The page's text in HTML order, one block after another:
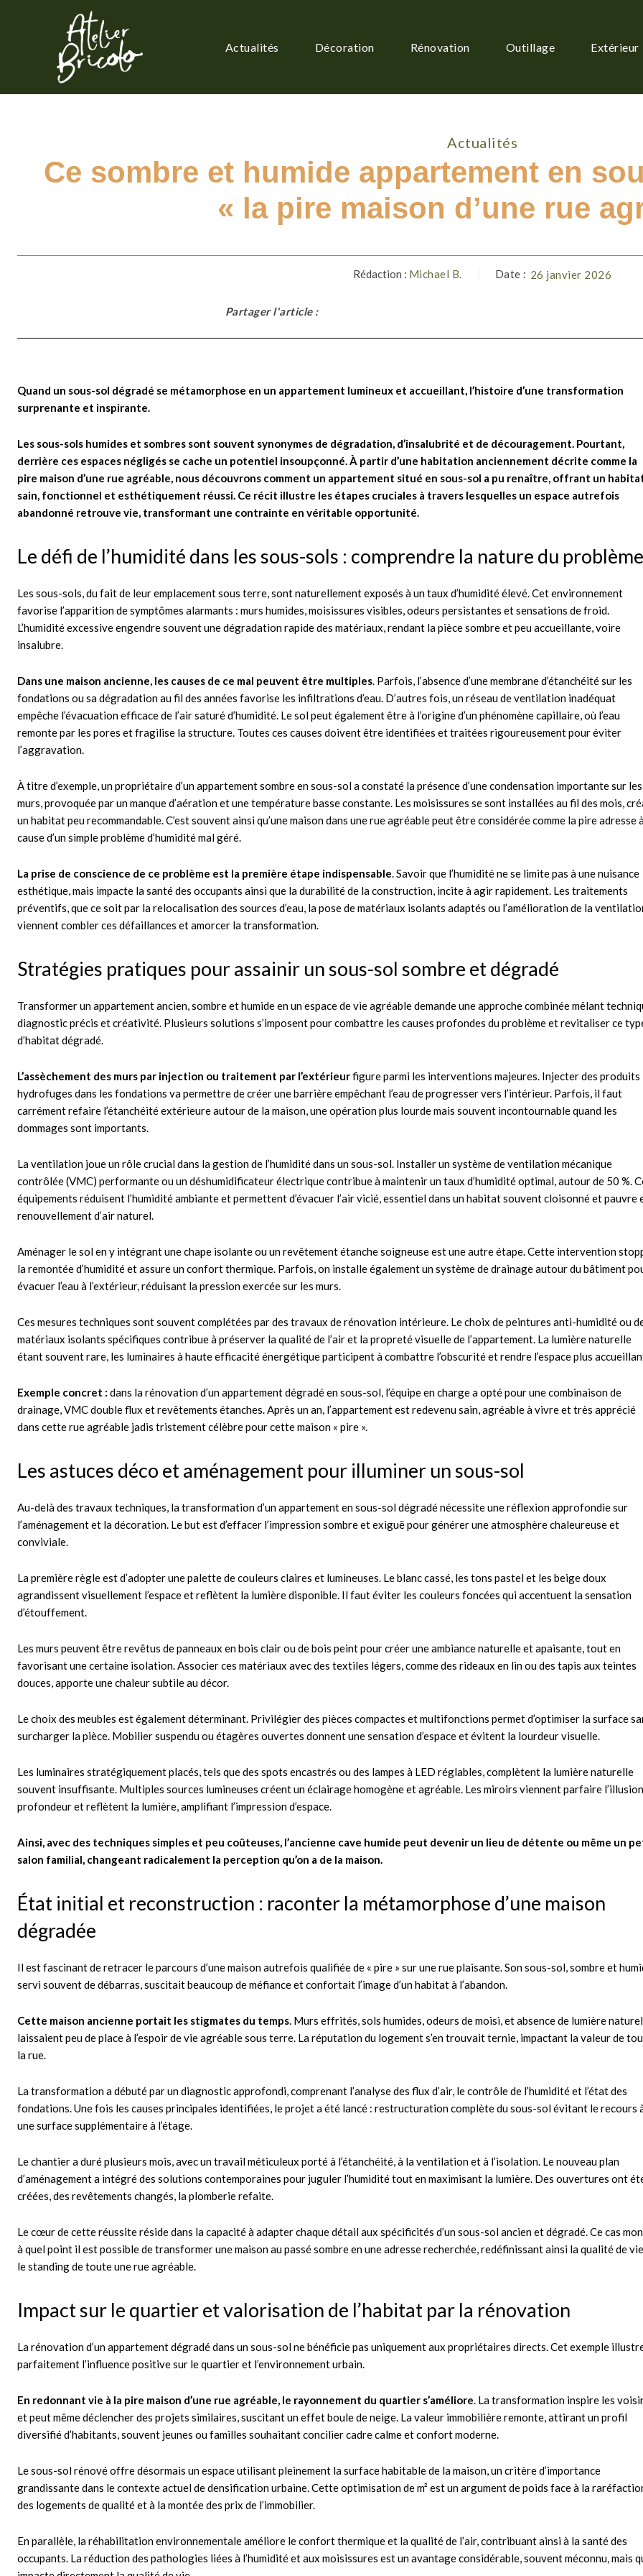
Actualités Décoration Rénovation Outillage Extérieur
Actualités
Ce sombre et humide appartement en
« la pire maison d’une rue
Rédaction : Michael B. Date : 26 janvier 2026
Partager l'article :
Quand un sous-sol dégradé se métamorphose en un appartement lumineux et accueillant, l’histoire d’une transformation
surprenante et inspirante.
Les sous-sols humides et sombres sont souvent synonymes de dégradation, d’insalubrité et de découragement. Pourtant,
derrière ces espaces négligés se cache un potentiel insoupçonné. À partir d’une habitation anciennement décrite comme la
pire maison d’une rue agréable, nous découvrons comment un appartement situé en sous-sol a pu renaître, offrant un
sain, fonctionnel et esthétiquement réussi. Ce récit illustre les étapes cruciales à travers lesquelles un espace autrefois
abandonné retrouve vie, transformant une contrainte en véritable opportunité.
Le défi de l’humidité dans les sous-sols : comprendre la nature du problème
Les sous-sols, du fait de leur emplacement sous terre, sont naturellement exposés à un taux d’humidité élevé. Cet environnement
favorise l’apparition de symptômes alarmants : murs humides, moisissures visibles, odeurs persistantes et sensations de froid.
L’humidité excessive engendre souvent une dégradation rapide des matériaux, rendant la pièce sombre et peu accueillante, voire
insalubre.
Dans une maison ancienne, les causes de ce mal peuvent être multiples. Parfois, l’absence d’une membrane d’étanchéité sur les
fondations ou sa dégradation au fil des années favorise les infiltrations d’eau. D’autres fois, un réseau de ventilation inadéquat
empêche l’évacuation efficace de l’air saturé d’humidité. Le sol peut également être à l’origine d’un phénomène capillaire, où l’eau
remonte par les pores et fragilise la structure. Toutes ces causes doivent être identifiées et traitées rigoureusement pour éviter
l’aggravation.
À titre d’exemple, un propriétaire d’un appartement sombre en sous-sol a constaté la présence d’une condensation importante sur les
murs, provoquée par un manque d’aération et une température basse constante. Les moisissures se sont installées au fil des mois,
un habitat peu recommandable. C’est souvent ainsi qu’une maison dans une rue agréable peut être considérée comme la pire adresse
cause d’un simple problème d’humidité mal géré.
La prise de conscience de ce problème est la première étape indispensable. Savoir que l’humidité ne se limite pas à une nuisance
esthétique, mais impacte la santé des occupants ainsi que la durabilité de la construction, incite à agir rapidement. Les traitements
préventifs, que ce soit par la relocalisation des sources d’eau, la pose de matériaux isolants adaptés ou l’amélioration de la
viennent combler ces défaillances et amorcer la transformation.
Stratégies pratiques pour assainir un sous-sol sombre et dégradé
Transformer un appartement ancien, sombre et humide en un espace de vie agréable demande une approche combinée mêlant
diagnostic précis et créativité. Plusieurs solutions s’imposent pour combattre les causes profondes du problème et revitaliser ce
d’habitat dégradé.
L’assèchement des murs par injection ou traitement par l’extérieurfigure parmi les interventions majeures. Injecter des produits
hydrofuges dans les fondations va permettre de créer une barrière empêchant l’eau de progresser vers l’intérieur. Parfois, il faut
carrément refaire l’étanchéité extérieure autour de la maison, une opération plus lourde mais souvent incontournable quand les
dommages sont importants.
La ventilation joue un rôle crucial dans la gestion de l’humidité dans un sous-sol. Installer un système de ventilation mécanique
contrôlée (VMC) performante ou un déshumidificateur électrique contribue à maintenir un taux d’humidité optimal, autour de 50 %.
équipements réduisent l’humidité ambiante et permettent d’évacuer l’air vicié, essentiel dans un habitat souvent cloisonné et pauvre
renouvellement d’air naturel.
Aménager le sol en y intégrant une chape isolante ou un revêtement étanche soigneuse est une autre étape. Cette intervention
la remontée d’humidité et assure un confort thermique. Parfois, on installe également un système de drainage autour du bâtiment
évacuer l’eau à l’extérieur, réduisant la pression exercée sur les murs.
Ces mesures techniques sont souvent complétées par des travaux de rénovation intérieure. Le choix de peintures anti-humidité ou
matériaux isolants spécifiques contribue à préserver la qualité de l’air et la propreté visuelle de l’appartement. La lumière naturelle
étant souvent rare, les luminaires à haute efficacité énergétique participent à combattre l’obscurité et rendre l’espace plus
Exemple concret : dans la rénovation d’un appartement dégradé en sous-sol, l’équipe en charge a opté pour une combinaison de
drainage, VMC double flux et revêtements étanches. Après un an, l’appartement est redevenu sain, agréable à vivre et très apprécié
dans cette rue agréable jadis tristement célèbre pour cette maison « pire ».
Les astuces déco et aménagement pour illuminer un sous-sol
Au-delà des travaux techniques, la transformation d’un appartement en sous-sol dégradé nécessite une réflexion approfondie sur
l’aménagement et la décoration. Le but est d’effacer l’impression sombre et exiguë pour générer une atmosphère chaleureuse et
conviviale.
La première règle est d’adopter une palette de couleurs claires et lumineuses. Le blanc cassé, les tons pastel et les beige doux
agrandissent visuellement l’espace et reflètent la lumière disponible. Il faut éviter les couleurs foncées qui accentuent la sensation
d’étouffement.
Les murs peuvent être revêtus de panneaux en bois clair ou de bois peint pour créer une ambiance naturelle et apaisante, tout en
favorisant une certaine isolation. Associer ces matériaux avec des textiles légers, comme des rideaux en lin ou des tapis aux teintes
douces, apporte une chaleur subtile au décor.
Le choix des meubles est également déterminant. Privilégier des pièces compactes et multifonctions permet d’optimiser la surface
surcharger la pièce. Mobilier suspendu ou étagères ouvertes donnent une sensation d’espace et évitent la lourdeur visuelle.
Les luminaires stratégiquement placés, tels que des spots encastrés ou des lampes à LED réglables, complètent la lumière naturelle
souvent insuffisante. Multiples sources lumineuses créent un éclairage homogène et agréable. Les miroirs viennent parfaire
profondeur et reflètent la lumière, amplifiant l’impression d’espace.
Ainsi, avec des techniques simples et peu coûteuses, l’ancienne cave humide peut devenir un lieu de détente ou même un
salon familial, changeant radicalement la perception qu’on a de la maison.
État initial et reconstruction : raconter la métamorphose d’une maison
dégradée
Il est fascinant de retracer le parcours d’une maison autrefois qualifiée de « pire » sur une rue plaisante. Son sous-sol, sombre et
servi souvent de débarras, suscitait beaucoup de méfiance et confortait l’image d’un habitat à l’abandon.
Cette maison ancienne portait les stigmates du temps. Murs effrités, sols humides, odeurs de moisi, et absence de lumière
laissaient peu de place à l’espoir de vie agréable sous terre. La réputation du logement s’en trouvait ternie, impactant la valeur de
la rue.
La transformation a débuté par un diagnostic approfondi, comprenant l’analyse des flux d’air, le contrôle de l’humidité et l’état des
fondations. Une fois les causes principales identifiées, le projet a été lancé : restructuration complète du sous-sol évitant le recours
une surface supplémentaire à l’étage.
Le chantier a duré plusieurs mois, avec un travail méticuleux porté à l’étanchéité, à la ventilation et à l’isolation. Le nouveau plan
d’aménagement a intégré des solutions contemporaines pour juguler l’humidité tout en maximisant la lumière. Des ouvertures ont
créées, des revêtements changés, la plomberie refaite.
Le cœur de cette réussite réside dans la capacité à adapter chaque détail aux spécificités d’un sous-sol ancien et dégradé. Ce cas
à quel point il est possible de transformer une maison au passé sombre en une adresse recherchée, redéfinissant ainsi la qualité de
le standing de toute une rue agréable.
Impact sur le quartier et valorisation de l’habitat par la rénovation
La rénovation d’un appartement dégradé dans un sous-sol ne bénéficie pas uniquement aux propriétaires directs. Cet exemple
parfaitement l’influence positive sur le quartier et l’environnement urbain.
En redonnant vie à la pire maison d’une rue agréable, le rayonnement du quartier s’améliore. La transformation inspire les
et peut même déclencher des projets similaires, suscitant un effet boule de neige. La valeur immobilière remonte, attirant un profil
diversifié d’habitants, souvent jeunes ou familles souhaitant concilier cadre calme et confort moderne.
Le sous-sol rénové offre désormais un espace utilisant pleinement la surface habitable de la maison, un critère d’importance
grandissante dans le contexte actuel de densification urbaine. Cette optimisation de m² est un argument de poids face à la
des logements de qualité et à la montée des prix de l’immobilier.
En parallèle, la réhabilitation environnementale améliore le confort thermique et la qualité de l’air, contribuant ainsi à la santé des
occupants. La réduction des pathologies liées à l’humidité et aux moisissures est un avantage considérable, souvent méconnu, mais